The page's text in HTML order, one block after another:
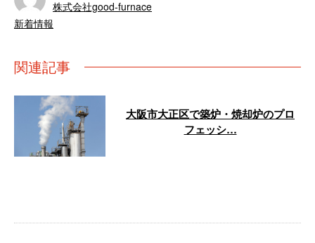
株式会社good-furnace
新着情報
関連記事
大阪市大正区で築炉・焼却炉のプロ
フェッシ…